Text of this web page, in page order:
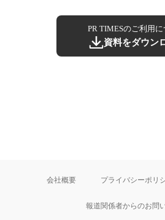
PR TIMESのご利用に
資料をダウン
会社概要 プライバシーポリ
報道関係者からのお問